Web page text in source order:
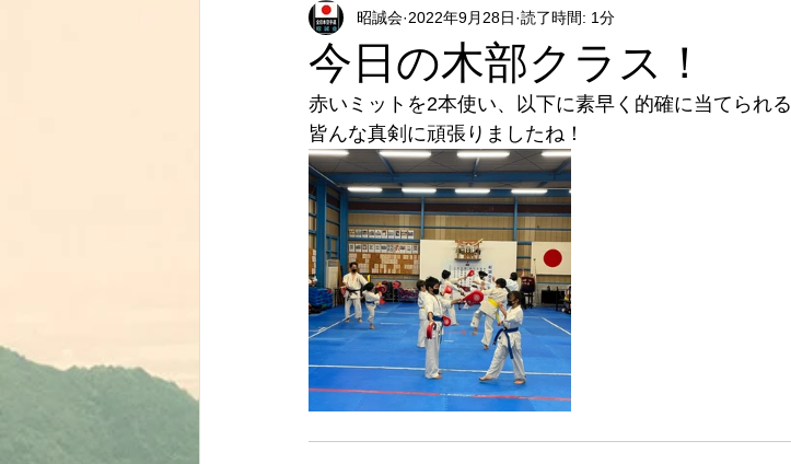
今日の木部クラス！
昭誠会 2022年9月28日 読了時間: 1分
赤いミットを2本使い、以下に素早く的確に当てられ
皆んな真剣に頑張りましたね！